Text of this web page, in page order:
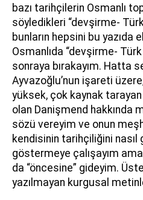
bazı tarihçilerin Osmanlı
söyledikleri “devşirme-
bunların hepsini bu yazıda
Osmanlıda “devşirme-
sonraya bırakayım. Hatta
Ayvazoğlu’nun işareti
yüksek, çok kaynak
olan Danişmend hakkında
sözü vereyim ve onun
kendisinin tarihçiliğini nasıl
göstermeye çalışayım ama
da “öncesine” gideyim.
yazılmayan kurgusal